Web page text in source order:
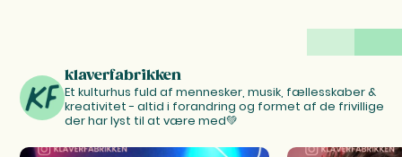
klaverfabrikken
Et kulturhus fuld af mennesker, musik, fællesskaber &
kreativitet - altid i forandring og formet af de frivillige
der har lyst til at være med💚